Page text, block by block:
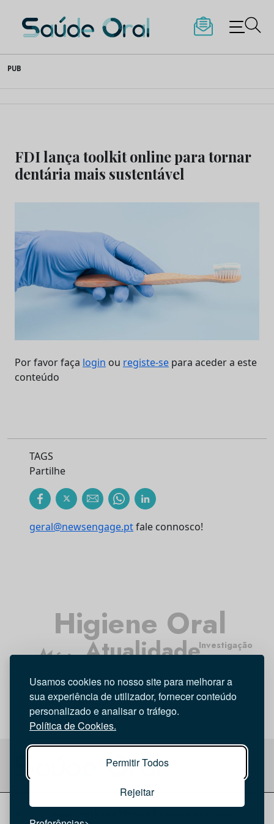
Usamos cookies no nosso site para melhorar a
sua experiência de utilizador, fornecer conteúdo
personalizado e analisar o tráfego.
Política de Cookies.
Permitir Todos
Rejeitar
to
content
Saúde Oral
PUB
FDI lança toolkit online para tornar
dentária mais sustentável
Por favor faça login ou registe-se para aceder a este
conteúdo
TAGS
Partilhe
geral@newsengage.ptfale connosco!
Atualidade
Médicos Dentistas
Higiene Oral
Opinião Tecnologia
Investigação